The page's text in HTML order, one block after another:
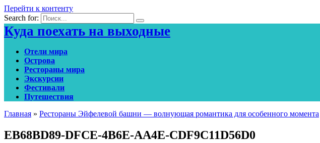
Перейти к контенту
Search for:
Куда поехать на выходные
Отели мира
Острова
Рестораны мира
Экскурсии
Фестивали
Путешествия
Главная » Рестораны Эйфелевой башни — волнующая романтика для особенного момента
EB68BD89-DFCE-4B6E-AA4E-CDF9C11D56D0